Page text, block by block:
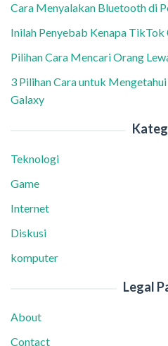
Cara Menyalakan Bluetooth di
Inilah Penyebab Kenapa
Pilihan Cara Mencari Orang
3 Pilihan Cara untuk
Galaxy
Teknologi
Game
Internet
Diskusi
komputer
Legal
About
Contact